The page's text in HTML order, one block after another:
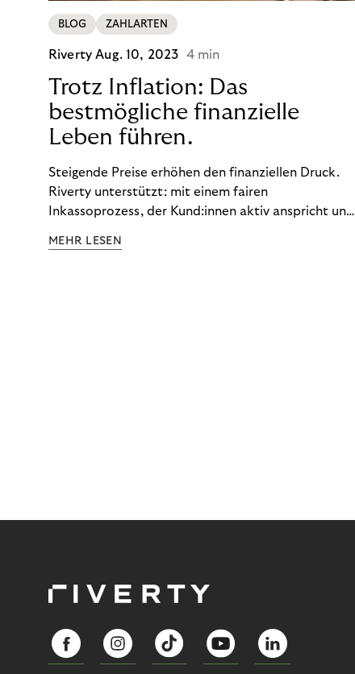
BLOG ZAHLARTEN
RivertyAug. 10, 2023 4 min
Trotz Inflation: Das
bestmögliche finanzielle
Leben führen.
Steigende Preise erhöhen den finanziellen Druck.
Riverty unterstützt: mit einem fairen
Inkassoprozess, der Kund:innen aktiv anspricht und
Finanzbildung ermöglicht. So bleiben Menschen
MEHR LESEN